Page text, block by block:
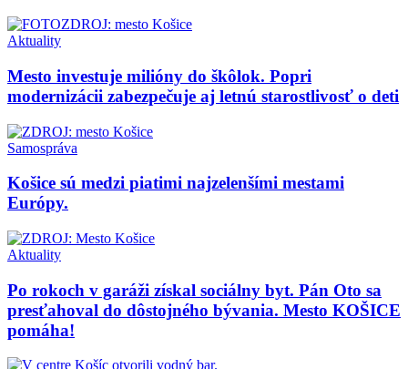
Aktuality
Mesto investuje milióny do škôlok. Popri
modernizácii zabezpečuje aj letnú starostlivosť o deti
Samospráva
Košice sú medzi piatimi najzelenšími mestami
Európy.
Aktuality
Po rokoch v garáži získal sociálny byt. Pán Oto sa
presťahoval do dôstojného bývania. Mesto KOŠICE
pomáha!